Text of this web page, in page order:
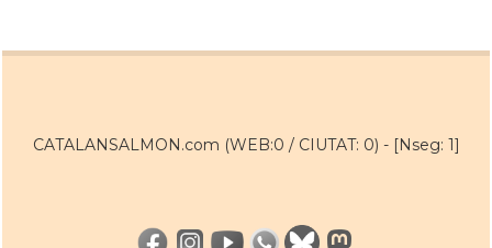
CATALANSALMON.com (WEB:0 / CIUTAT: 0) - [Nseg: 1]